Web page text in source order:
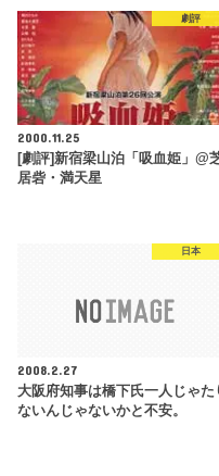
劇評
2000.11.25
[劇評]新宿梁山泊「吸血姫」@
居砦・満天星
日本
2008.2.27
大阪府知事は橋下氏一人じゃた
ないんじゃないかと不安。